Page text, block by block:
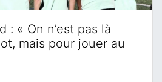
: « On n’est pas là
mais pour jouer au